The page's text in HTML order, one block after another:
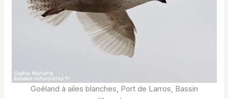
Goéland à ailes blanches, Port de Larros, Bassin